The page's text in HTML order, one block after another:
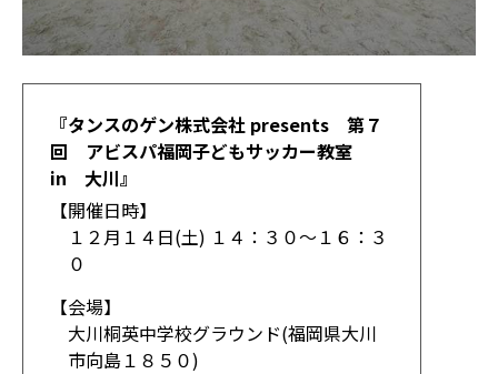
『タンスのゲン株式会社 presents 第７
回 アビスパ福岡子どもサッカー教室
in 大川』
【開催日時】
１２月１４日(土) １４：３０～１６：３
０
【会場】
大川桐英中学校グラウンド(福岡県大川
市向島１８５０)